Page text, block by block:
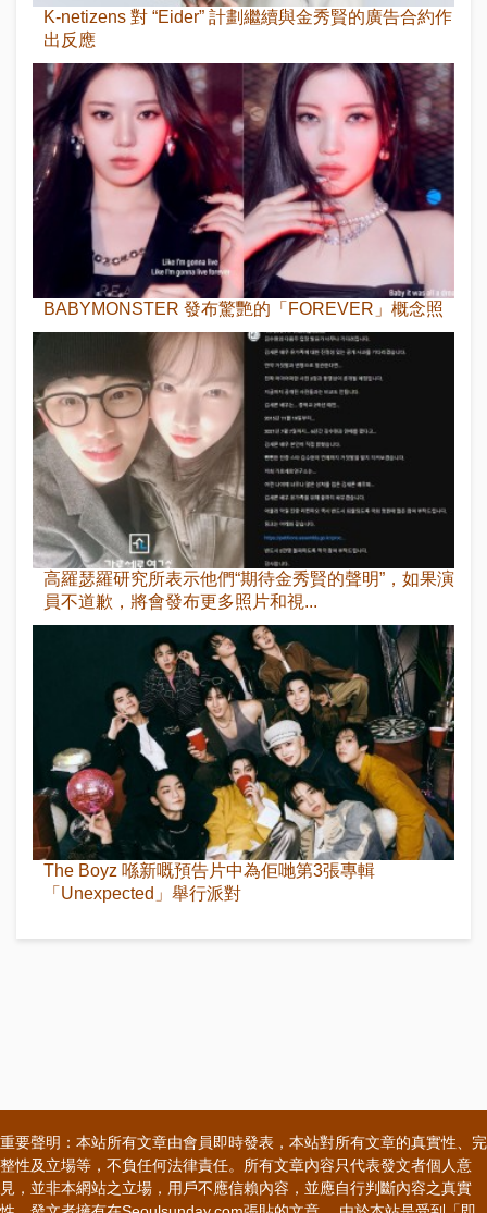
K-netizens 對 “Eider” 計劃繼續與金秀賢的廣告合約作
出反應
BABYMONSTER 發布驚艷的「FOREVER」概念照
高羅瑟羅研究所表示他們“期待金秀賢的聲明”，如果演
員不道歉，將會發布更多照片和視...
The Boyz 喺新嘅預告片中為佢哋第3張專輯
「Unexpected」舉行派對
重要聲明：本站所有文章由會員即時發表，本站對所有文章的真實性、完
整性及立場等，不負任何法律責任。所有文章內容只代表發文者個人意
見，並非本網站之立場，用戶不應信賴內容，並應自行判斷內容之真實